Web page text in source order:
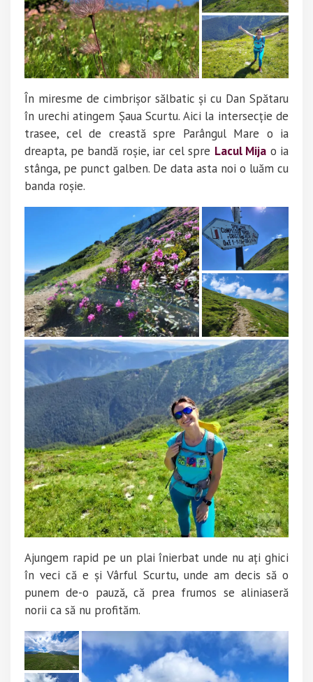
În miresme de cimbrișor sălbatic și cu Dan Spătaru
în urechi atingem Șaua Scurtu. Aici la intersecție de
trasee, cel de creastă spre Parângul Mare o ia
dreapta, pe bandă roșie, iar cel spre Lacul Mija o ia
stânga, pe punct galben. De data asta noi o luăm cu
banda roșie.
Ajungem rapid pe un plai înierbat unde nu ați ghici
în veci că e și Vârful Scurtu, unde am decis să o
punem de-o pauză, că prea frumos se aliniaseră
norii ca să nu profităm.